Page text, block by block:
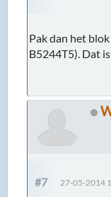
Pak dan het
B5244T5). Dat
#7 27-05-2014